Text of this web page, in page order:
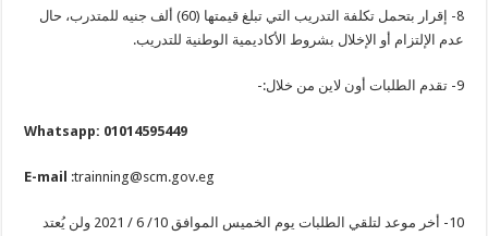
8- إقرار بتحمل تكلفة التدريب التي تبلغ قيمتها (60) ألف جنيه للمتدرب، حال
عدم الإلتزام أو الإخلال بشروط الأكاديمية الوطنية للتدريب.
9- تقدم الطلبات أون لاين من خلال:-
E-mail :trainning@scm.gov.eg
10- أخر موعد لتلقي الطلبات يوم الخميس الموافق 10/ 6 / 2021 ولن يُعتد